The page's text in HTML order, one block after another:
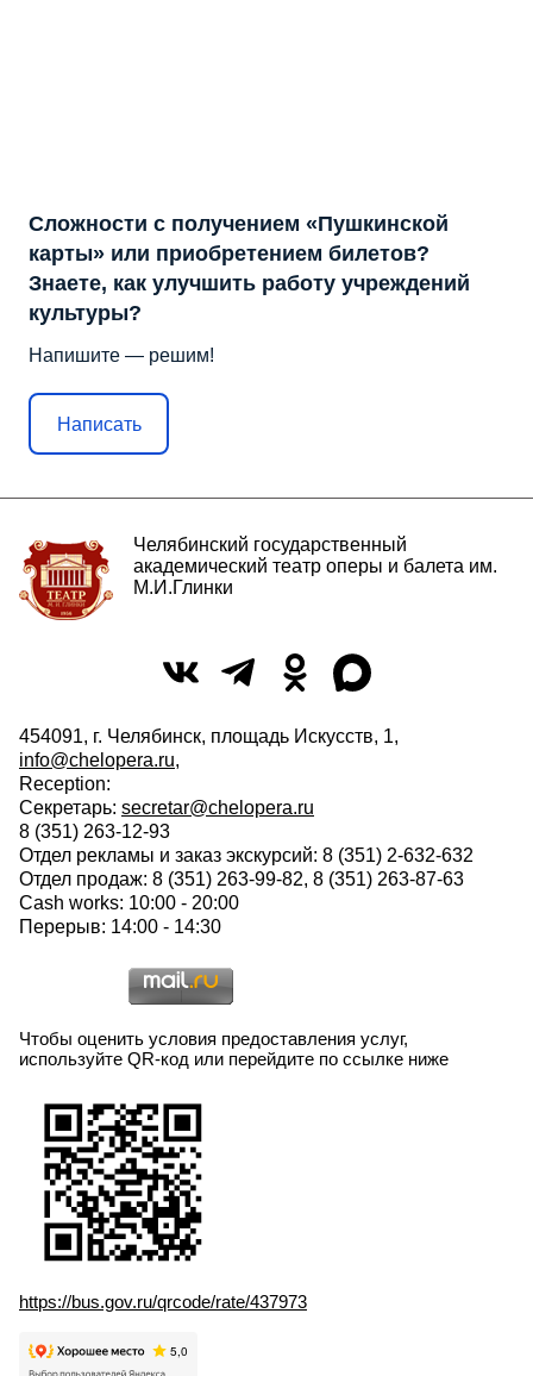
Сложности с получением «Пушкинской
карты» или приобретением билетов?
Знаете, как улучшить работу учреждений
культуры?
Напишите — решим!
Написать
Челябинский государственный
академический театр оперы и балета им.
М.И.Глинки
454091, г. Челябинск, площадь Искусств, 1,
info@chelopera.ru,
Reception:
Секретарь: secretar@chelopera.ru
8 (351) 263-12-93
Отдел рекламы и заказ экскурсий: 8 (351) 2-632-632
Отдел продаж: 8 (351) 263-99-82, 8 (351) 263-87-63
Cash works: 10:00 - 20:00
Перерыв: 14:00 - 14:30
Чтобы оценить условия предоставления услуг,
используйте QR-код или перейдите по ссылке ниже
https://bus.gov.ru/qrcode/rate/437973